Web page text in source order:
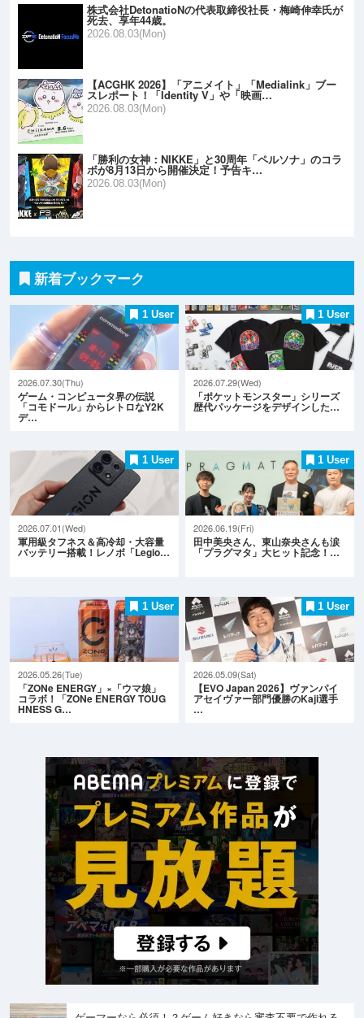
株式会社DetonatioNの代表取締役社長・梅崎伸幸氏が
死去、享年44歳。
2026.08.03(Mon)
【ACGHK 2026】「アニメイト」「Medialink」ブー
スレポート！「Identity V」や「映画…
2026.08.03(Mon)
「勝利の女神：NIKKE」と30周年「ペルソナ」のコラ
ボが8月13日から開催決定！予告キ…
2026.08.03(Mon)
新着ブックマーク
1 User
2026.07.30(Thu)
ゲーム・コンピュータ界の伝説
「コモドール」からレトロなY2K
デ…
1 User
2026.07.29(Wed)
「ポケットモンスター」シリーズ
歴代パッケージをデザインした…
1 User
2026.07.01(Wed)
軍用級タフネス＆高冷却・大容量
バッテリー搭載！レノボ「Legio…
1 User
2026.06.19(Fri)
田中美央さん、東山奈央さんも涙
「プラグマタ」大ヒット記念！…
1 User
2026.05.26(Tue)
「ZONe ENERGY」×「ウマ娘」
コラボ！「ZONe ENERGY TOUG
HNESS G…
1 User
2026.05.09(Sat)
【EVO Japan 2026】ヴァンパイ
アセイヴァー部門優勝のKaji選手
…